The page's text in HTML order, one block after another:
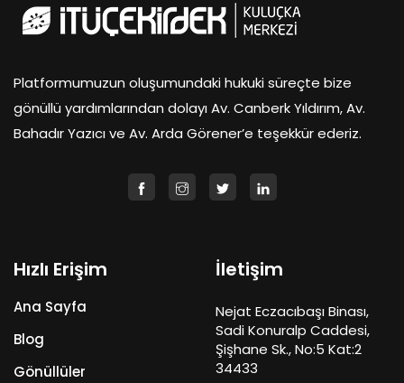
Platformumuzun oluşumundaki hukuki süreçte bize
gönüllü yardımlarından dolayı Av. Canberk Yıldırım, Av.
Bahadır Yazıcı ve Av. Arda Görener’e teşekkür ederiz.
Hızlı Erişim
Ana Sayfa
Blog
Gönüllüler
İletişim
Nejat Eczacıbaşı Binası,
Sadi Konuralp Caddesi,
Şişhane Sk., No:5 Kat:2
34433